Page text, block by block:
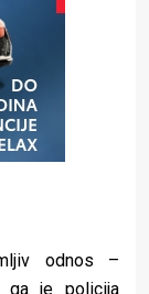
odnos –
ga je policija